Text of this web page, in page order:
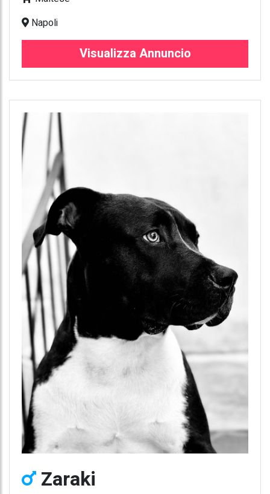
Napoli
Visualizza Annuncio
Zaraki